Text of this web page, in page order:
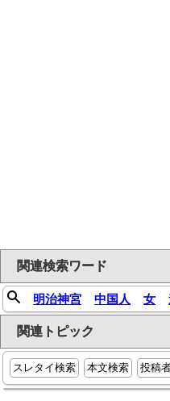
関連検索ワード
明治神宮 中国人 女
関連トピック
スレタイ検索 本文検索 投稿